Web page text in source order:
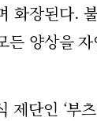
화장된다.
양상을
단인 ‘부